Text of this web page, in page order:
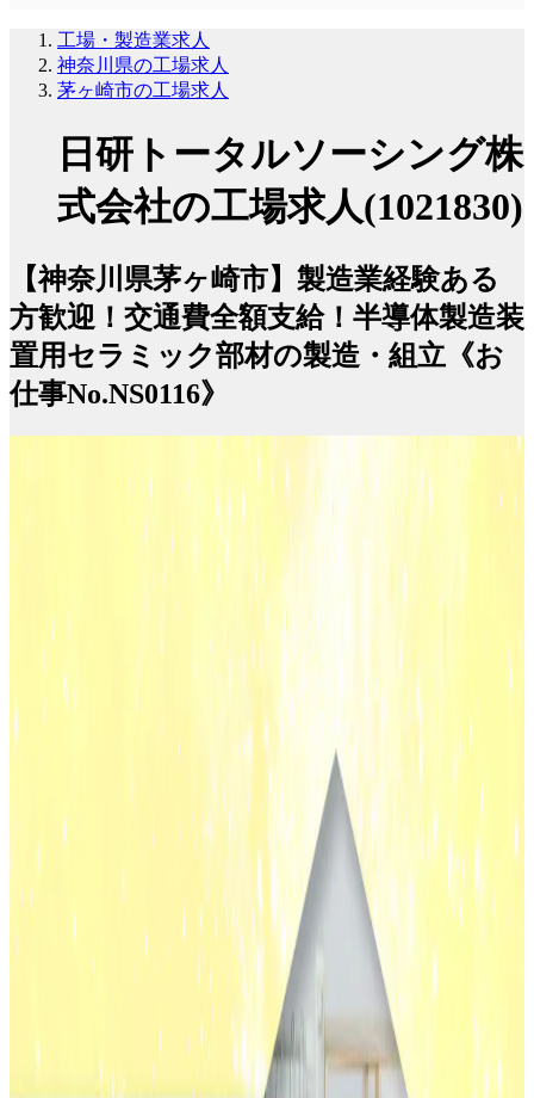
工場・製造業求人
神奈川県の工場求人
茅ヶ崎市の工場求人
日研トータルソーシング株
式会社の工場求人(1021830)
【神奈川県茅ヶ崎市】製造業経験ある
方歓迎！交通費全額支給！半導体製造装
置用セラミック部材の製造・組立《お
仕事No.NS0116》